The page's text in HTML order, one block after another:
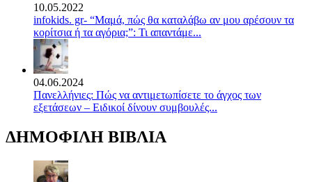
10.05.2022
infokids. gr- “Μαμά, πώς θα καταλάβω αν μου αρέσουν τα
κορίτσια ή τα αγόρια;”: Τι απαντάμε...
04.06.2024
Πανελλήνιες: Πώς να αντιμετωπίσετε το άγχος των
εξετάσεων – Ειδικοί δίνουν συμβουλές...
ΔΗΜΟΦΙΛΗ ΒΙΒΛΙΑ